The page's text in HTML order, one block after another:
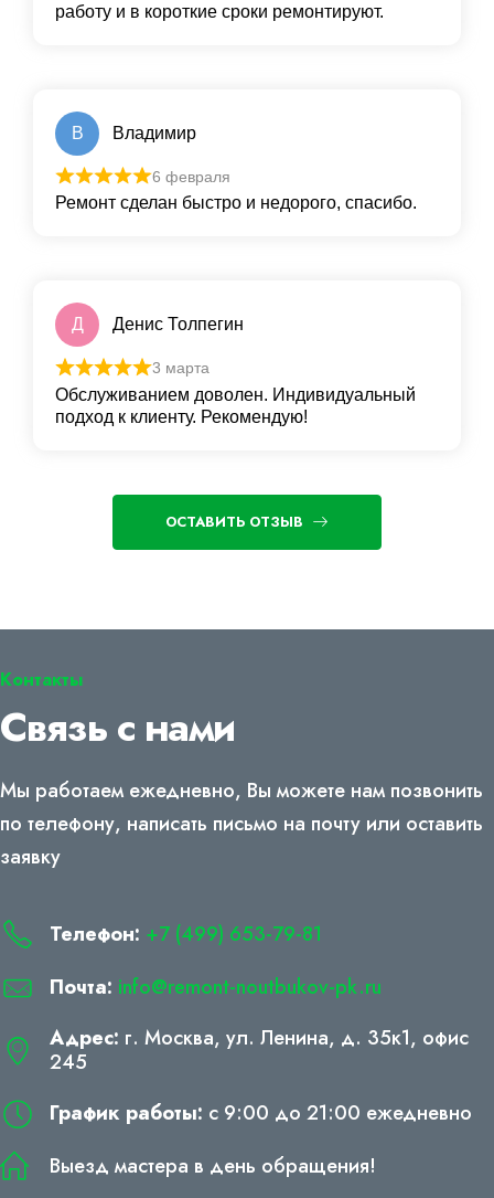
работу и в короткие сроки ремонтируют.
В Владимир
6 февраля
Ремонт сделан быстро и недорого, спасибо.
Д Денис Толпегин
3 марта
Обслуживанием доволен. Индивидуальный
подход к клиенту. Рекомендую!
ОСТАВИТЬ ОТЗЫВ
Контакты
Связь с нами
Мы работаем ежедневно, Вы можете нам позвонить
по телефону, написать письмо на почту или оставить
заявку
Телефон: +7 (499) 653-79-81
Почта: info@remont-noutbukov-pk.ru
Адрес: г. Москва, ул. Ленина, д. 35к1, офис
245
График работы: с 9:00 до 21:00 ежедневно
Выезд мастера в день обращения!